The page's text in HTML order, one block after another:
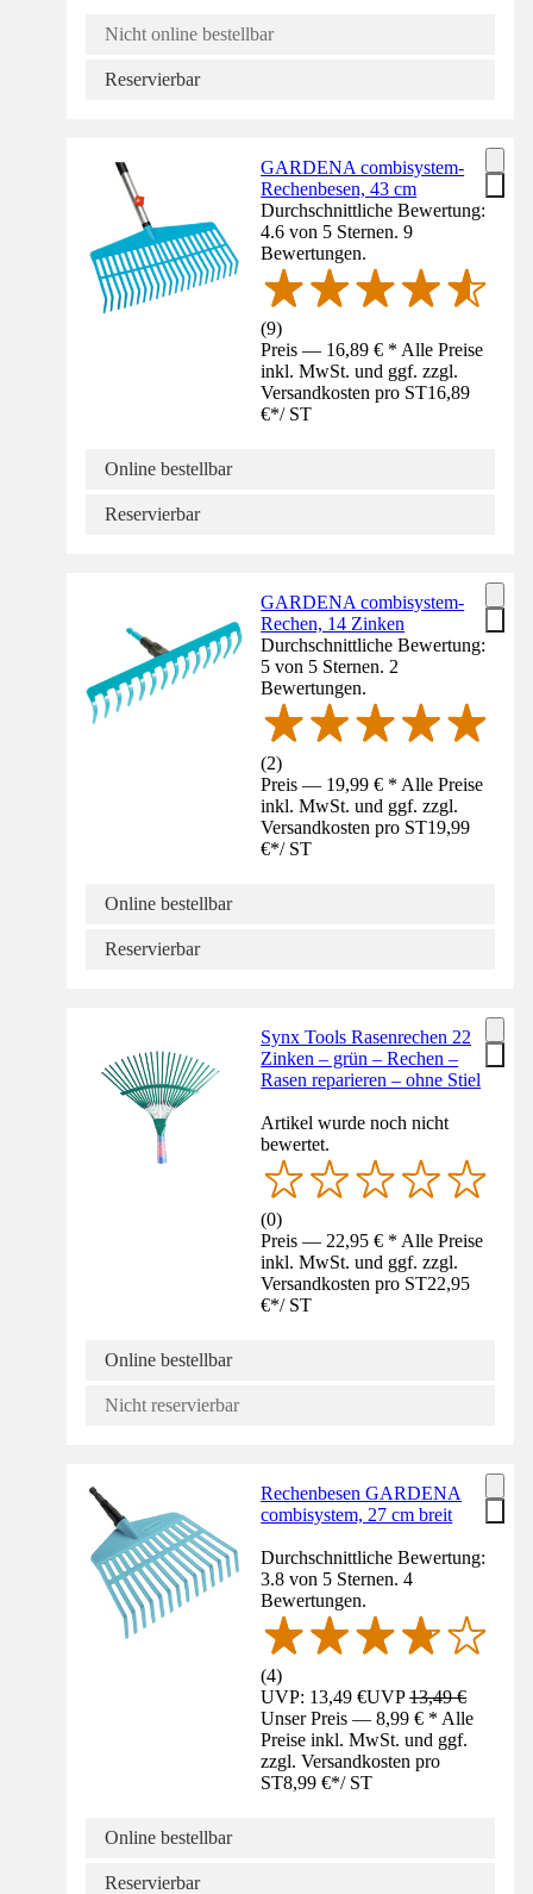
Nicht online bestellbar
Reservierbar
GARDENA combisystem-
Rechenbesen, 43 cm
Durchschnittliche Bewertung:
4.6 von 5 Sternen. 9
Bewertungen.
(9)
Preis — 16,89 € * Alle Preise
inkl. MwSt. und ggf. zzgl.
Versandkosten pro ST16,89
€*/ ST
Online bestellbar
Reservierbar
GARDENA combisystem-
Rechen, 14 Zinken
Durchschnittliche Bewertung:
5 von 5 Sternen. 2
Bewertungen.
(2)
Preis — 19,99 € * Alle Preise
inkl. MwSt. und ggf. zzgl.
Versandkosten pro ST19,99
€*/ ST
Online bestellbar
Reservierbar
Synx Tools Rasenrechen 22
Zinken – grün – Rechen –
Rasen reparieren – ohne Stiel
Artikel wurde noch nicht
bewertet.
(0)
Preis — 22,95 € * Alle Preise
inkl. MwSt. und ggf. zzgl.
Versandkosten pro ST22,95
€*/ ST
Online bestellbar
Nicht reservierbar
Rechenbesen GARDENA
combisystem, 27 cm breit
Durchschnittliche Bewertung:
3.8 von 5 Sternen. 4
Bewertungen.
(4)
UVP: 13,49 €UVP13,49 €
Unser Preis — 8,99 € * Alle
Preise inkl. MwSt. und ggf.
zzgl. Versandkosten pro
ST8,99 €*/ ST
Online bestellbar
Reservierbar